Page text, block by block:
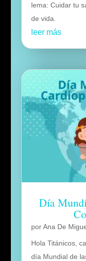
lema: Cuidar tu
de vida.
leer más
Día
porAna De
Hola Titánicos,
día Mundial de